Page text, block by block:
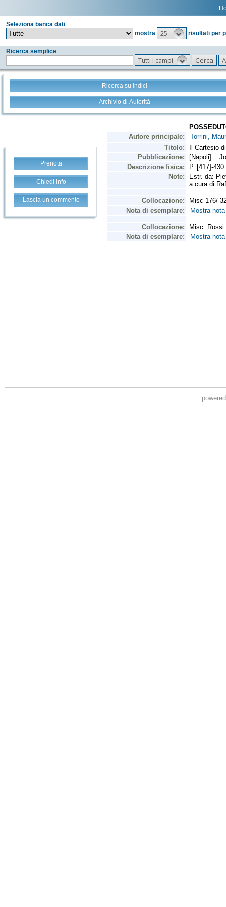
Seleziona banca dati
mostra
25 risultati per
Ricerca semplice
Tutti i campi
Ricerca su indici
Archivio di Autorità
Prenota
Chiedi info
Lascia un commento